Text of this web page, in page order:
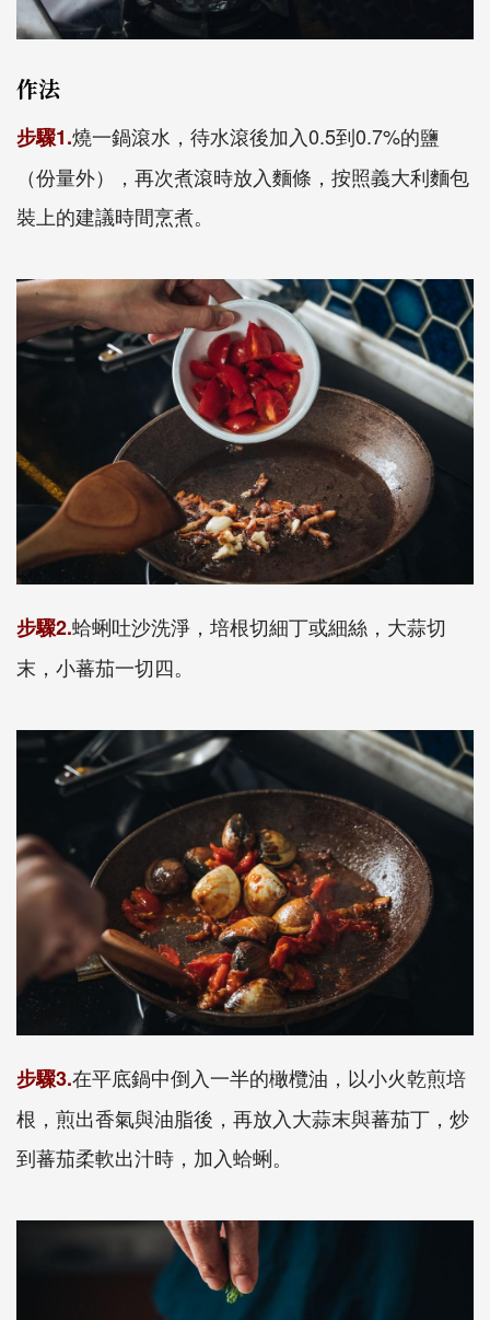
作法
步驟1.燒一鍋滾水，待水滾後加入0.5到0.7%的鹽
（份量外），再次煮滾時放入麵條，按照義大利麵包
裝上的建議時間烹煮。
步驟2.蛤蜊吐沙洗淨，培根切細丁或細絲，大蒜切
末，小蕃茄一切四。
步驟3.在平底鍋中倒入一半的橄欖油，以小火乾煎培
根，煎出香氣與油脂後，再放入大蒜末與蕃茄丁，炒
到蕃茄柔軟出汁時，加入蛤蜊。